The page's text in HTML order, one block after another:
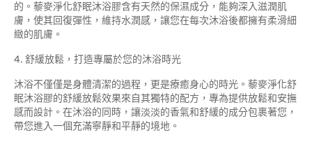
的。藜麥淨化舒眠沐浴膠含有天然的保濕成分，能夠深入滋潤肌
膚，使其回復彈性，維持水潤感，讓您在每次沐浴後都擁有柔滑細
緻的肌膚。
4. 舒緩放鬆，打造專屬於您的沐浴時光
沐浴不僅僅是身體清潔的過程，更是療癒身心的時光。藜麥淨化舒
眠沐浴膠的舒緩放鬆效果來自其獨特的配方，專為提供放鬆和安撫
感而設計。在沐浴的同時，讓淡淡的香氣和舒緩的成分包裹著您，
帶您進入一個充滿寧靜和平靜的境地。